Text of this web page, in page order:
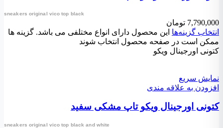
sneakers original vico top black
7,790,000 تومان
انتخاب گزینه‌ها این محصول دارای انواع مختلفی می باشد. گزینه ها
ممکن است در صفحه محصول انتخاب شوند
کتونی اورجینال ویکو
نمایش سریع
افزودن به علاقه مندی
کتونی اورجینال ویکو تاپ مشکی سفید
sneakers original vico top black and white